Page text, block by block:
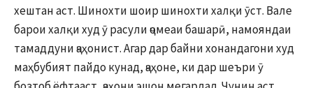
хештан аст. Шинохти шоир шинохти халқи ӯст. Вале
барои халқи худ ӯ расули ҷомеаи башарӣ, намояндаи
тамаддуни ҷаҳонист. Агар дар байни хонандагони худ
маҳбубият пайдо кунад, ҷаҳоне, ки дар шеъри ӯ